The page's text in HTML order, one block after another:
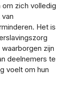
zich volledig
Het is
zijn
deelnemers te
voelt om hun